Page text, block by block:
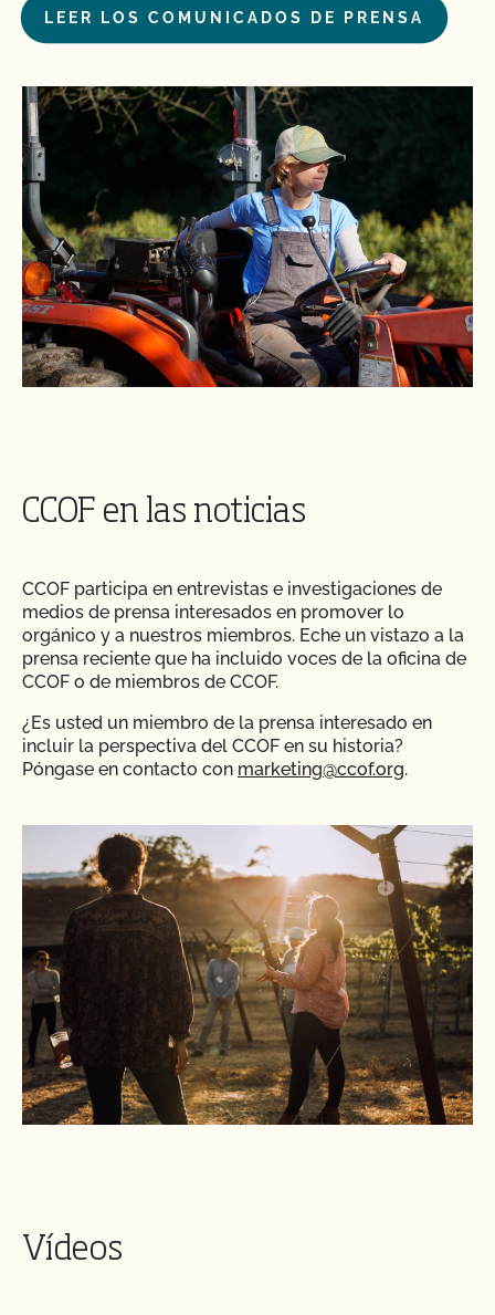
LEER LOS COMUNICADOS DE PRENSA
CCOF en las noticias
CCOF participa en entrevistas e investigaciones de
medios de prensa interesados en promover lo
orgánico y a nuestros miembros. Eche un vistazo a la
prensa reciente que ha incluido voces de la oficina de
CCOF o de miembros de CCOF.
¿Es usted un miembro de la prensa interesado en
incluir la perspectiva del CCOF en su historia?
Póngase en contacto con marketing@ccof.org.
Vídeos